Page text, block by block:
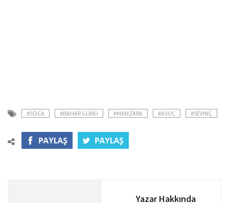
#SOCA #BAHAR GÜNÜ #MANZARA #AVUÇ #SEVINÇ
Yazar Hakkında